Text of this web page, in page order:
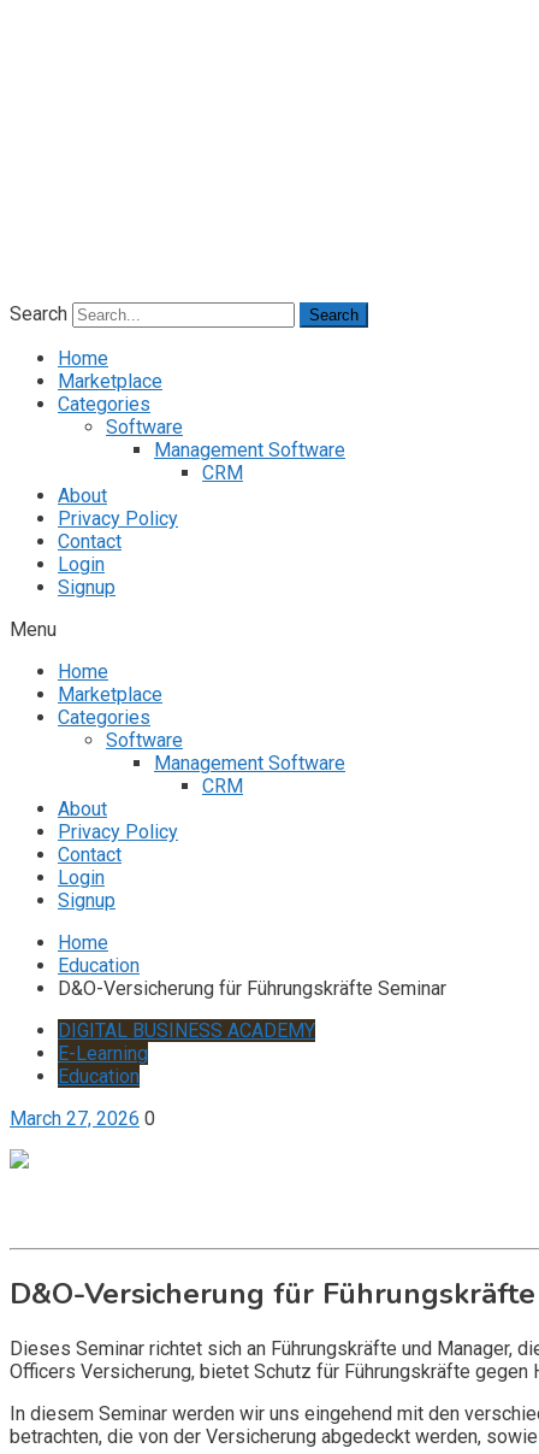
Search Search
Home
Marketplace
Categories
Software
Management Software
CRM
About
Privacy Policy
Contact
Login
Signup
Menu
Home
Marketplace
Categories
Software
Management Software
CRM
About
Privacy Policy
Contact
Login
Signup
Home
Education
D&O-Versicherung für Führungskräfte Seminar
DIGITAL BUSINESS ACADEMY
E-Learning
Education
March 27, 2026 0
D&O-Versicherung für
Dieses Seminar richtet sich an Führungskräfte und Manager,
Officers Versicherung, bietet Schutz für Führungskräfte
In diesem Seminar werden wir uns eingehend mit den
betrachten, die von der Versicherung abgedeckt werden,